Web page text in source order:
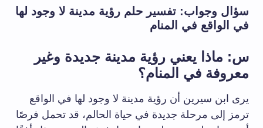
سؤال وجواب: تفسير حلم رؤية مدينة لا وجود لها
في الواقع في المنام
س: ماذا يعني رؤية مدينة جديدة وغير
معروفة في المنام؟
يرى ابن سيرين أن رؤية مدينة لا وجود لها في الواقع
ترمز إلى مرحلة جديدة في حياة الحالم، قد تحمل فرصًا